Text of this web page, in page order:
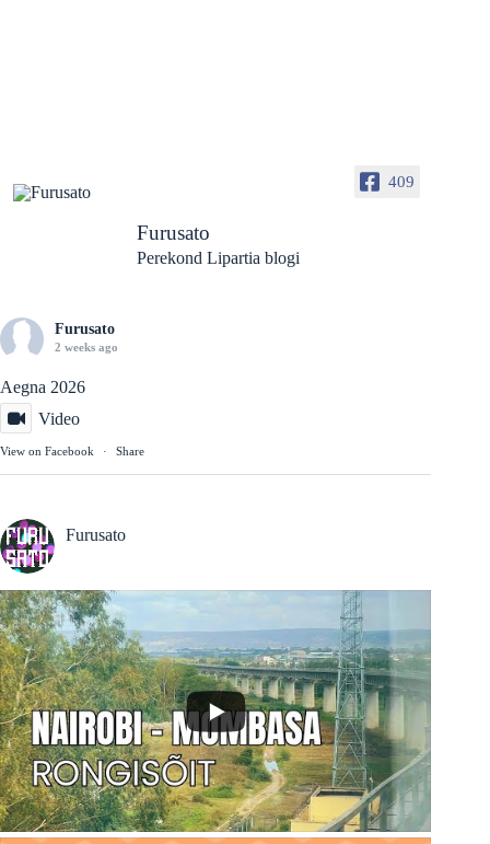
409
Furusato
Perekond Lipartia blogi
Furusato
2 weeks ago
Aegna 2026
Video
View on Facebook · Share
Furusato